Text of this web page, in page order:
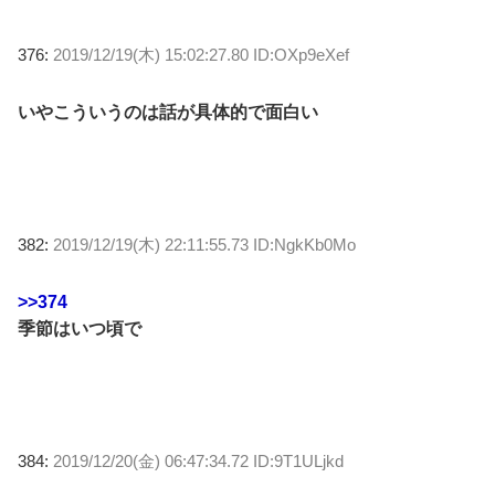
376: 2019/12/19(木) 15:02:27.80 ID:OXp9eXef
いやこういうのは話が具体的で面白い
382: 2019/12/19(木) 22:11:55.73 ID:NgkKb0Mo
>>374
季節はいつ頃で
384: 2019/12/20(金) 06:47:34.72 ID:9T1ULjkd